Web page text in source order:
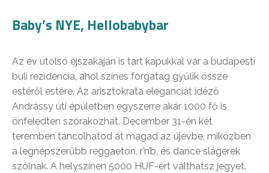
Baby’s NYE, Hellobabybar
Az év utolsó éjszakáján is tart kapukkal vár a budapesti
buli rezidencia, ahol színes forgatag gyűlik össze
estéről estére. Az arisztokrata eleganciát idéző
Andrássy úti épületben egyszerre akár 1000 fő is
önfeledten szórakozhat. December 31-én két
teremben táncolhatod át magad az újévbe, miközben
a legnépszerűbb reggaeton, r’n’b, és dance slágerek
szólnak. A helyszínen 5000 HUF-ért válthatsz jegyet.